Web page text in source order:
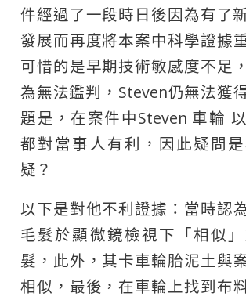
件經過了一段時日後因為有了
發展而再度將本案中科學證據
可惜的是早期技術敏感度不足
為無法鑑判，Steven仍無法獲
題是，在案件中Steven 車輪
都對當事人有利，因此疑問
疑？
以下是對他不利證據：當時認
毛髮於顯微鏡檢視下「相似
髮，此外，其卡車輪胎泥土與
相似，最後，在車輪上找到布